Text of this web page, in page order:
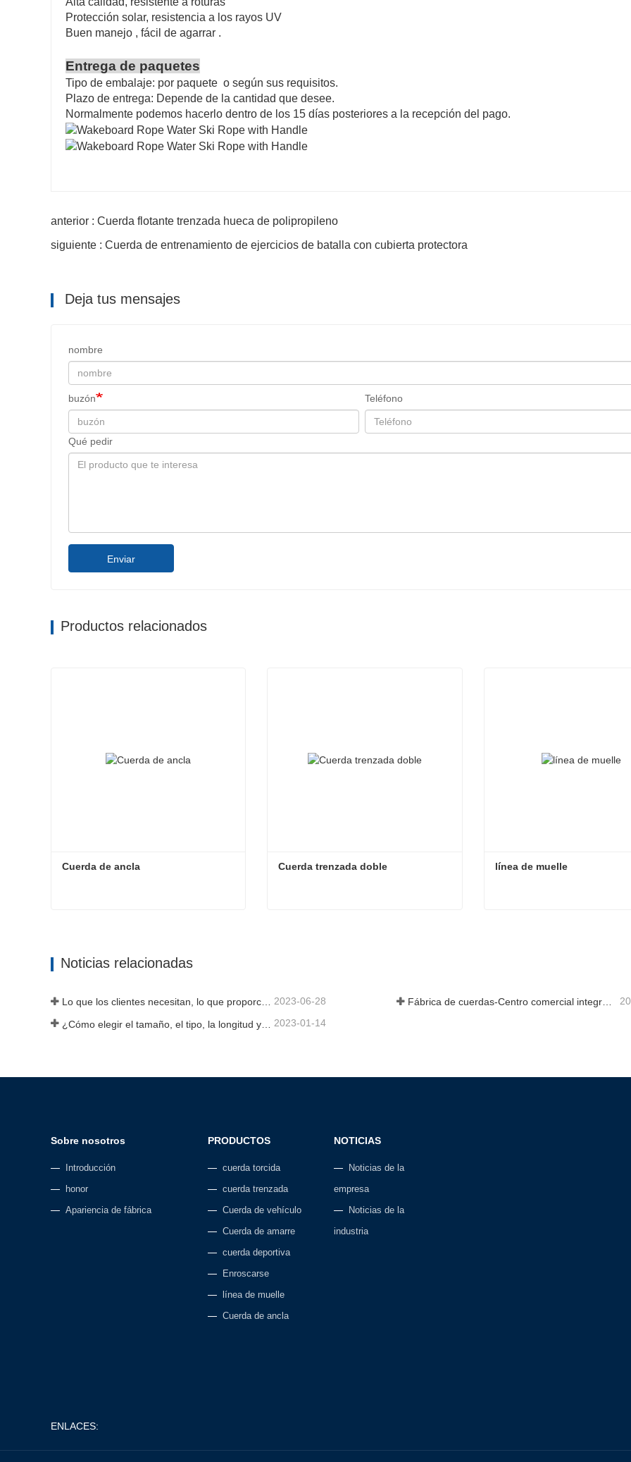
Protección solar, resistencia a los rayos UV
Buen manejo , fácil de agarrar .
Entrega de paquetes
Tipo de embalaje: por paquete o ​​según sus requisitos.
Plazo de entrega: Depende de la cantidad que desee.
Normalmente podemos hacerlo dentro de los 15 días posteriores a la recepción del pago.
anterior : Cuerda flotante trenzada hueca de polipropileno
siguiente : Cuerda de entrenamiento de ejercicios de batalla con cubierta protectora
Deja tus mensajes
nombre
buzón Teléfono
Qué pedir
Enviar
Productos relacionados
Cuerda de ancla Cuerda trenzada doble línea de muelle
Noticias relacionadas
Lo que los clientes necesitan, lo que proporcionamos-Tai an Rope Ltd 2023-06-28 Fábrica de cuerdas-Centro comercial integral-Tai an Rope LTD
2023-01-14
Sobre nosotros
Introducción
honor
Apariencia de fábrica
PRODUCTOS
cuerda torcida
cuerda trenzada
Cuerda de vehículo
Cuerda de amarre
cuerda deportiva
Enroscarse
línea de muelle
Cuerda de ancla
NOTICIAS
Noticias de la
empresa
Noticias de la
industria
ENLACES: